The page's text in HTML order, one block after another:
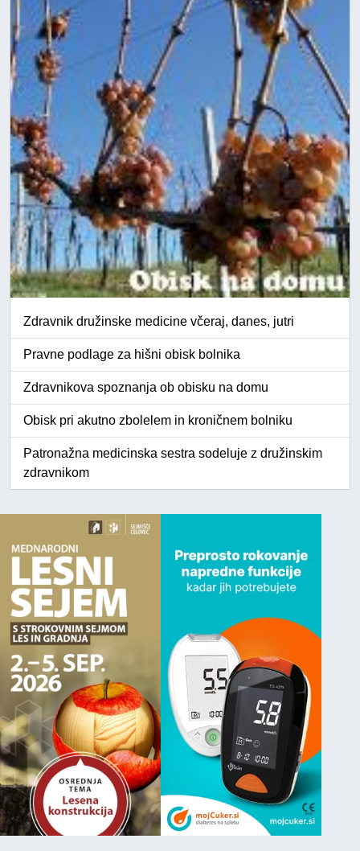
Zdravnik družinske medicine včeraj, danes, jutri
Pravne podlage za hišni obisk bolnika
Zdravnikova spoznanja ob obisku na domu
Obisk pri akutno zbolelem in kroničnem bolniku
Patronažna medicinska sestra sodeluje z družinskim
zdravnikom